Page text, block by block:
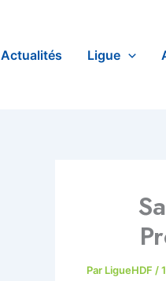
Actualités Ligue
Par LigueHDF /